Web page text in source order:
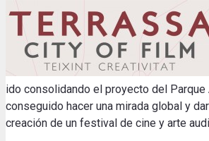
ido consolidando el proyecto del
conseguido hacer una mirada global y
creación de un festival de cine y arte